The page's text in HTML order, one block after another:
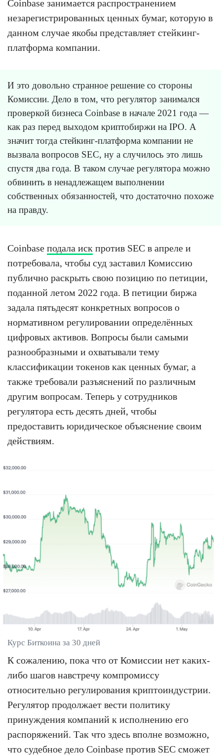
Coinbase занимается распространением
незарегистрированных ценных бумаг, которую в
данном случае якобы представляет стейкинг-
платформа компании.
И это довольно странное решение со стороны
Комиссии. Дело в том, что регулятор занимался
проверкой бизнеса Coinbase в начале 2021 года —
как раз перед выходом криптобиржи на IPO. А
значит тогда стейкинг-платформа компании не
вызвала вопросов SEC, ну а случилось это лишь
спустя два года. В таком случае регулятора можно
обвинить в ненадлежащем выполнении
собственных обязанностей, что достаточно похоже
на правду.
Coinbase подала иск против SEC в апреле и
потребовала, чтобы суд заставил Комиссию
публично раскрыть свою позицию по петиции,
поданной летом 2022 года. В петиции биржа
задала пятьдесят конкретных вопросов о
нормативном регулировании определённых
цифровых активов. Вопросы были самыми
разнообразными и охватывали тему
классификации токенов как ценных бумаг, а
также требовали разъяснений по различным
другим вопросам. Теперь у сотрудников
регулятора есть десять дней, чтобы
предоставить юридическое объяснение своим
действиям.
Курс Биткоина за 30 дней
К сожалению, пока что от Комиссии нет каких-
либо шагов навстречу компромиссу
относительно регулирования криптоиндустрии.
Регулятор продолжает вести политику
принуждения компаний к исполнению его
распоряжений. Так что здесь вполне возможно,
что судебное дело Coinbase против SEC сможет